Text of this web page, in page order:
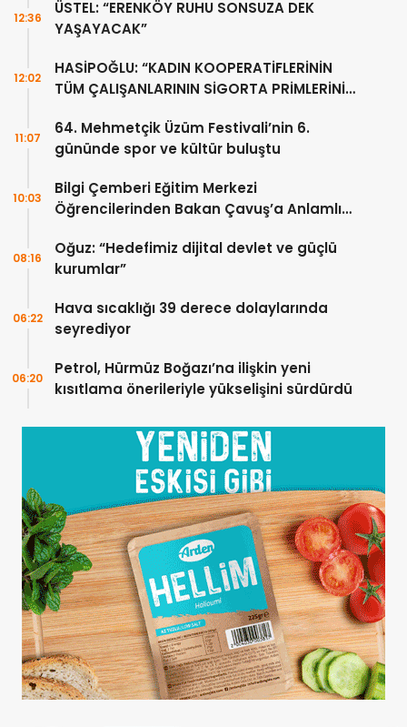
ÜSTEL: “ERENKÖY RUHU SONSUZA DEK
YAŞAYACAK”
12:36
HASİPOĞLU: “KADIN KOOPERATİFLERİNİN
TÜM ÇALIŞANLARININ SİGORTA PRİMLERİNİ
12:02
64. Mehmetçik Üzüm Festivali’nin 6.
gününde spor ve kültür buluştu
11:07
Bilgi Çemberi Eğitim Merkezi
Öğrencilerinden Bakan Çavuş’a Anlamlı
10:03
Oğuz: “Hedefimiz dijital devlet ve güçlü
kurumlar”
08:16
Hava sıcaklığı 39 derece dolaylarında
seyrediyor
06:22
Petrol, Hürmüz Boğazı’na ilişkin yeni
kısıtlama önerileriyle yükselişini sürdürdü
06:20